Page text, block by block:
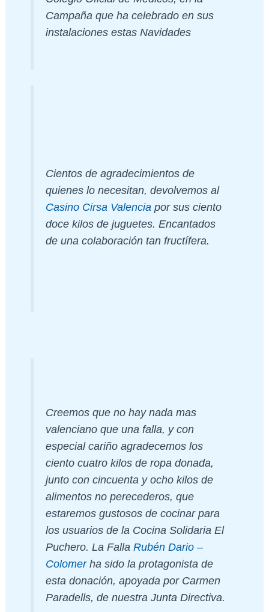
Campaña que ha celebrado en sus
instalaciones estas Navidades
Cientos de agradecimientos de
quienes lo necesitan, devolvemos al
Casino Cirsa Valencia por sus ciento
doce kilos de juguetes. Encantados
de una colaboración tan fructífera.
Creemos que no hay nada mas
valenciano que una falla, y con
especial cariño agradecemos los
ciento cuatro kilos de ropa donada,
junto con cincuenta y ocho kilos de
alimentos no perecederos, que
estaremos gustosos de cocinar para
los usuarios de la Cocina Solidaria El
Puchero. La FallaRubén Dario –
Colomerha sido la protagonista de
esta donación, apoyada por Carmen
Paradells, de nuestra Junta Directiva.